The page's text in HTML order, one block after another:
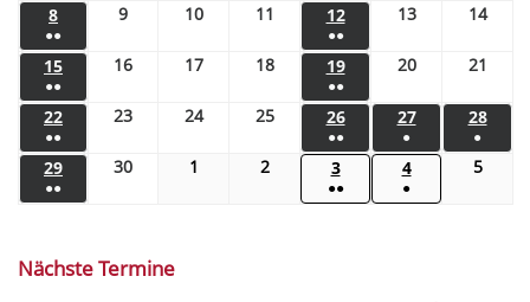
8
●●
9 10 11 12
●●
13 14
15
●●
16 17 18 19
●●
20 21
22
●●
23 24 25 26
●●
27
●
28
●
29
●●
30 1 2 3
●●
4
●
5
Nächste Termine